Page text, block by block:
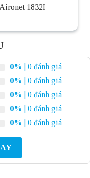
1832I
0%
| 0 đánh giá
0%
| 0 đánh giá
0%
| 0 đánh giá
0%
| 0 đánh giá
0% | 0 đánh giá